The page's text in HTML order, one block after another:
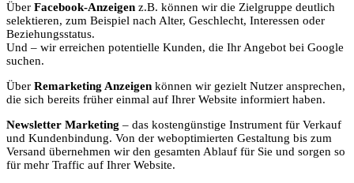
Über Facebook-Anzeigen z.B. können wir die Zielgruppe deutlich
selektieren, zum Beispiel nach Alter, Geschlecht, Interessen oder
Beziehungsstatus.
Und – wir erreichen potentielle Kunden, die Ihr Angebot bei Google
suchen.
Über Remarketing Anzeigen können wir gezielt Nutzer ansprechen,
die sich bereits früher einmal auf Ihrer Website informiert haben.
Newsletter Marketing – das kostengünstige Instrument für Verkauf
und Kundenbindung. Von der weboptimierten Gestaltung bis zum
Versand übernehmen wir den gesamten Ablauf für Sie und sorgen so
für mehr Traffic auf Ihrer Website.